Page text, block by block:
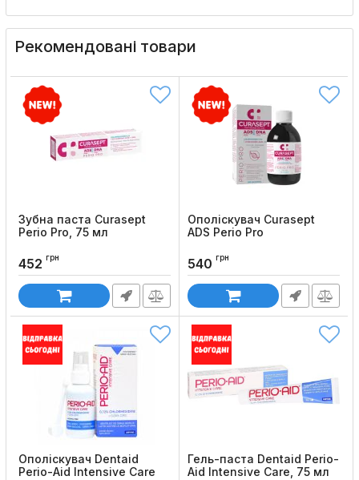
Рекомендовані товари
Зубна паста Curasept
Perio Pro, 75 мл
452 грн
Ополіскувач Curasept
ADS Perio Pro
540 грн
Ополіскувач Dentaid
Perio-Aid Intensive Care
Гель-паста Dentaid Perio-
Aid Intensive Care, 75 мл